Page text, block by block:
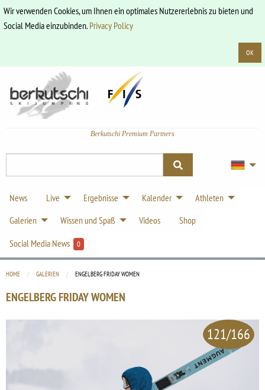
Wir verwenden Cookies, um Ihnen ein optimales Nutzererlebnis zu bieten und
Social Media einzubinden.Privacy Policy
OK
Berkutschi Premium Partners
News Live Ergebnisse Kalender
Athleten
Galerien
Wissen und Spaß Videos
Shop
Social Media News
0
HOME GALERIEN CURRENT:
ENGELBERG FRIDAY WOMEN
ENGELBERG FRIDAY WOMEN
121/166